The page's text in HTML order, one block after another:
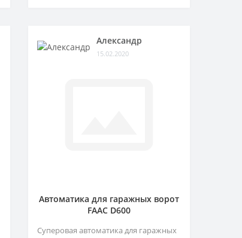
Александр
15.02.2020
Автоматика для гаражных ворот
FAAC D600
Суперовая автоматика для гаражных